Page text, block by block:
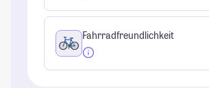
Fahrradfreundlichkeit